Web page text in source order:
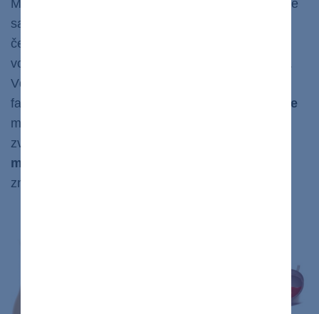
Moč sa tak farbí pri obličkovom zlyhávaní preto, že
sa v ňom hromadia odpadové látky, bielkoviny,
červené a biele krvinky, cukry ako aj hyalínne,
voskové a tukové valce (odliatky tubulov obličiek).
Vďaka prítomnosti krvi môže moč nadobudnúť aj
farbu pripomínajúcu kolu.
šumenie
moču môže byť tiež znakom zlyhania obličiek a
zvyčajne sa vyskytuje
množstva bielkovín
zníženú schopnosť obličiek filtrovať a čistiť krv.